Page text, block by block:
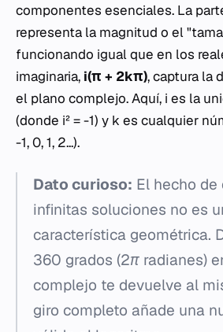
componentes esenciales. La
representa la magnitud o el
funcionando igual que en los
imaginaria, i(π + 2kπ), captura la
el plano complejo. Aquí, i es la
(donde i² = -1) y k es cualquier
-1, 0, 1, 2...).
Dato curioso: El hecho de
infinitas soluciones no es
característica geométrica.
360 grados (2π radianes)
complejo te devuelve al
giro completo añade una